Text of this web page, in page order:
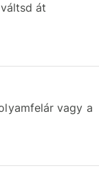
át
vagy a